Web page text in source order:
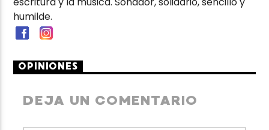
humilde.
OPINIONES
DEJA UN COMENTARIO